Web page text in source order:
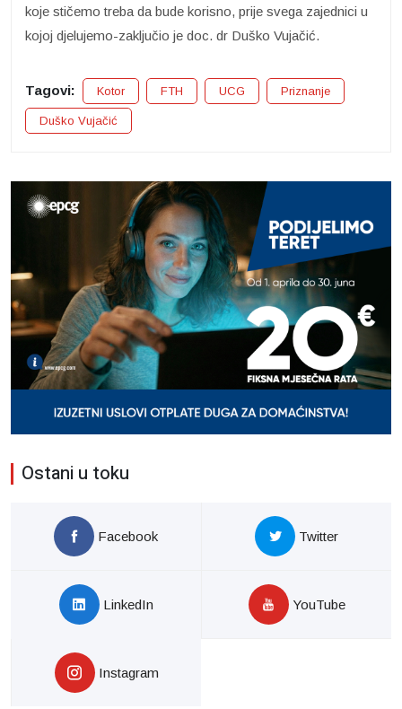
koje stičemo treba da bude korisno, prije svega zajednici u
kojoj djelujemo-zaključio je doc. dr Duško Vujačić.
Tagovi: Kotor FTH UCG Priznanje
Duško Vujačić
Ostani u toku
Facebook Twitter
LinkedIn YouTube
Instagram